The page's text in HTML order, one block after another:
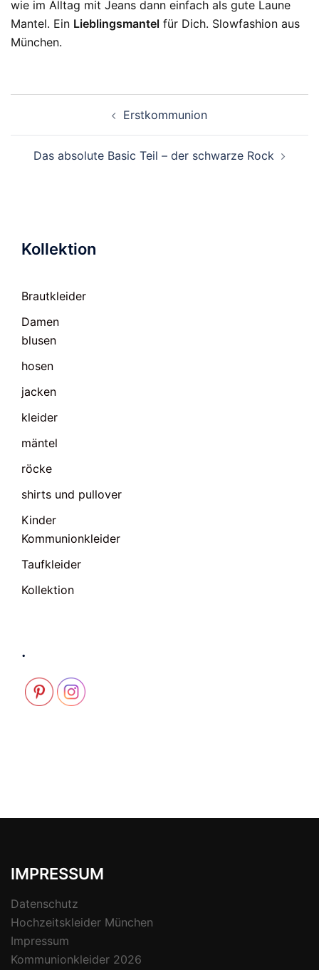
wie im Alltag mit Jeans dann einfach als gute Laune
Mantel. Ein Lieblingsmantel für Dich. Slowfashion aus
München.
Erstkommunion
Das absolute Basic Teil – der schwarze Rock
Kollektion
Brautkleider
Damen
blusen
hosen
jacken
kleider
mäntel
röcke
shirts und pullover
Kinder
Kommunionkleider
Taufkleider
Kollektion
.
IMPRESSUM
Datenschutz
Hochzeitskleider München
Impressum
Kommunionkleider 2026